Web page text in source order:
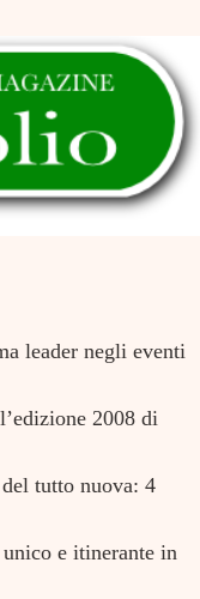
leader negli eventi
2008 di
tutto nuova: 4
e itinerante in